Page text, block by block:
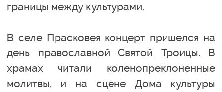
границы между культурами.
В селе Прасковея концерт пришелся на
день православной Святой Троицы. В
храмах читали коленопреклоненные
молитвы, и на сцене Дома культуры